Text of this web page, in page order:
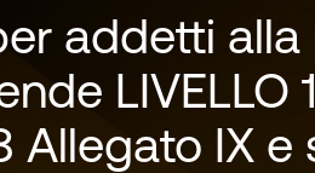
addetti alla
LIVELLO
Allegato IX e